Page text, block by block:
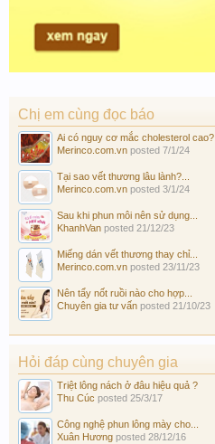
Chị em cùng đọc báo
Ai có nguy cơ mắc cholesterol cao?
Merinco.com.vn posted 7/1/24
Tại sao vết thương lâu lành?...
Merinco.com.vn posted 3/1/24
Sau khi phun môi nên sử dụng...
KhanhVan posted 21/12/23
Miếng dán vết thương thay chỉ...
Merinco.com.vn posted 23/11/23
Nên tẩy nốt ruồi nào cho hợp...
Chuyên gia tư vấn posted 21/10/23
Hỏi đáp cùng chuyên gia
Triệt lông nách ở đâu hiệu quả ?
Thu Cúc posted 25/3/17
Công nghệ phun lông mày cho...
Xuân Hương posted 28/12/16